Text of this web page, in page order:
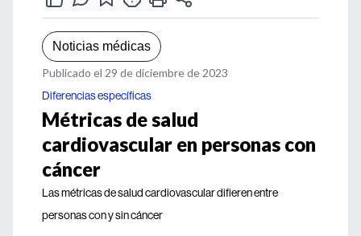
Noticias médicas
Publicado el 29 de diciembre de 2023
Diferencias específicas
Métricas de salud
cardiovascular en personas con
cáncer
Las métricas de salud cardiovascular difieren entre
personas con y sin cáncer